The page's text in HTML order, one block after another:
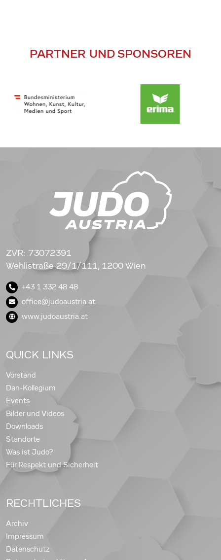
PARTNER UND SPONSOREN
ZVR: 73072391
Wehlistraße 29/1/111, 1200 Wien
+43 1 332 48 48
office@judoaustria.at
www.judoaustria.at
QUICK LINKS
Vorstand
Dan-Kollegium
Events
Bilder und Videos
Downloads
Standorte
Was ist Judo?
Für Respekt und Sicherheit
RECHTLICHES
Archiv
Impressum
Datenschutz